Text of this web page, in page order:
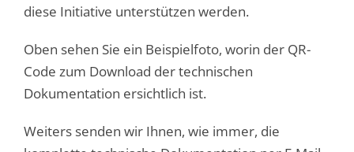
diese Initiative unterstützen werden.
Oben sehen Sie ein Beispielfoto, worin der QR-
Code zum Download der technischen
Dokumentation ersichtlich ist.
Weiters senden wir Ihnen, wie immer, die